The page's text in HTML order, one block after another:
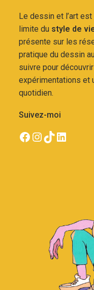
Le dessin et l’art est
limite du style de
présente sur les
pratique du dessin
suivre pour
expérimentations et
quotidien.
Suivez-moi
Compte facebook d'AmAmé.art
Compte Instagram d'AméAmé.art
Compte TikTok d'AméAmé.art
Compte LinkedIn d'amélie Bailly